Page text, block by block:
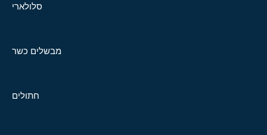
סלולארי
מבשלים כשר
חתולים